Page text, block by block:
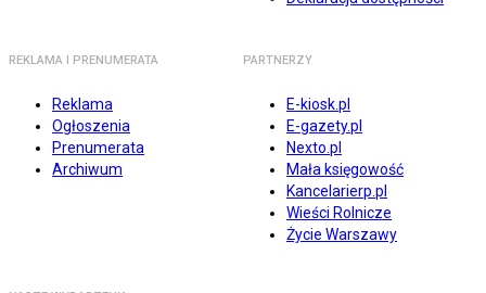
REKLAMA I PRENUMERATA
Reklama
Ogłoszenia
Prenumerata
Archiwum
PARTNERZY
E-kiosk.pl
E-gazety.pl
Nexto.pl
Mała księgowość
Kancelarierp.pl
Wieści Rolnicze
Życie Warszawy